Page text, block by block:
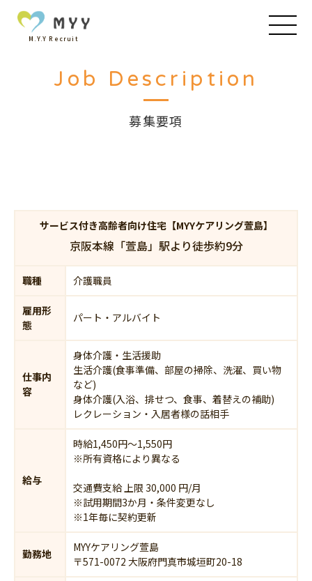
M.Y.Y Recruit
Job Description
募集要項
サービス付き高齢者向け住宅【MYYケアリング萱島】
京阪本線「萱島」駅より徒歩約9分
職種 介護職員
雇用形
態
パート・アルバイト
仕事内
容
身体介護・生活援助
生活介護(食事準備、部屋の掃除、洗濯、買い物
など)
身体介護(入浴、排せつ、食事、着替えの補助)
レクレーション・入居者様の話相手
給与
時給1,450円〜1,550円
※所有資格により異なる
交通費支給 上限 30,000 円/月
※試用期間3か月・条件変更なし
※1年毎に契約更新
勤務地
MYYケアリング萱島
〒571-0072 大阪府門真市城垣町20-18